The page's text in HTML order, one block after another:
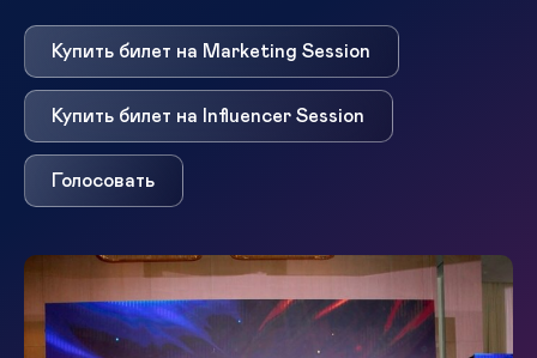
Купить билет на Marketing Session
Купить билет на Influencer Session
Голосовать